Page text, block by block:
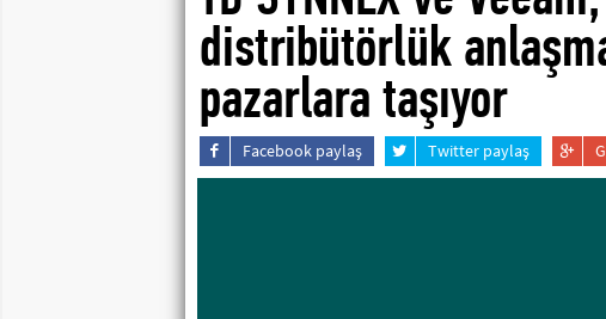
distribütörlük
pazarlara taşıyor
Facebook paylaş Twitter paylaş